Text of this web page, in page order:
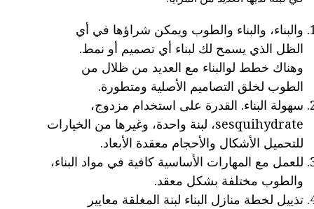
والبناء، والبناء والطوب ويمكن شراؤها في أي
الظل الذي يسمح لك لبناء أي تصميم أو نمط.
وهناك خطط لوالبناء مع العديد من ظلال من
الطوب لخلق التصاميم الأصلية ومتطورة.
سهولة البناء. القدرة على استخدام مزدوج،
sesquihydrate، لبنة واحدة، وغيرها من الخيارات
للتحميل الأشكال والأحجام معقدة الأبعاد.
للعمل مع المهارات الأساسية كافية في مواد البناء،
والطوب مختلفة بشكل معقد.
تذييل لخطة منازل البناء لبنة المغلقة معايير